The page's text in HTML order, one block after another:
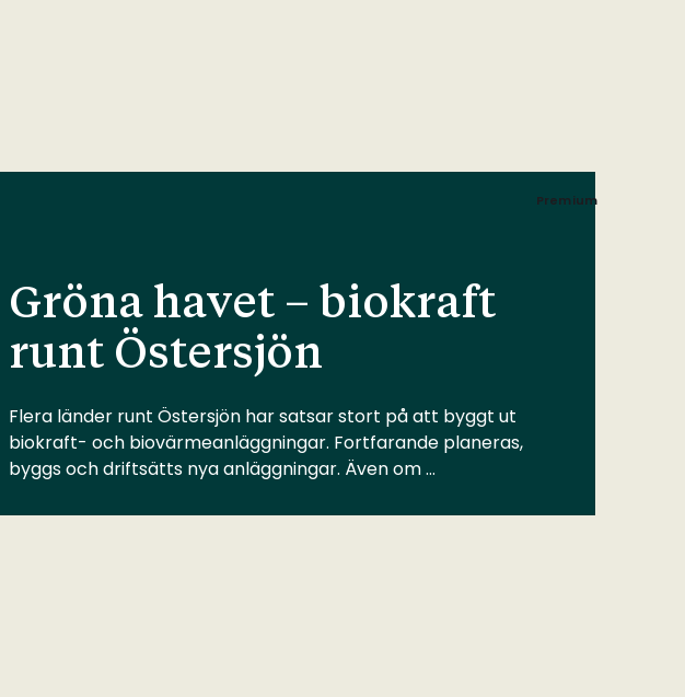
Premium
Gröna havet – biokraft
runt Östersjön
Flera länder runt Östersjön har satsar stort på att byggt ut
biokraft- och biovärmeanläggningar. Fortfarande planeras,
byggs och driftsätts nya anläggningar. Även om …